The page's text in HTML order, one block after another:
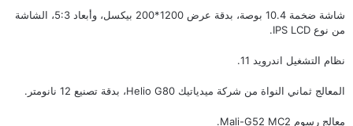
شاشة ضخمة 10.4 بوصة، بدقة عرض 1200*200 بيكسل، وأبعاد 5:3، الشاشة
من نوع IPS LCD.
نظام التشغيل اندرويد 11.
المعالج ثماني النواة من شركة ميدياتيك Helio G80، بدقة تصنيع 12 نانومتر.
معالج رسوم Mali-G52 MC2.